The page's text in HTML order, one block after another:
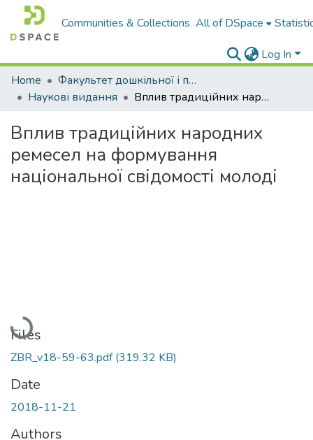
Communities & Collections All of DSpace
Log In
Home
Факультет дошкільної і початкової освіти
Наукові видання
Вплив традиційних народних ремесел на формування національної свідомості молоді
Вплив традиційних народних
ремесел на формування
національної свідомості молоді
Loading...
Files
ZBR_v18-59-63.pdf(319.32 KB)
Date
2018-11-21
Authors